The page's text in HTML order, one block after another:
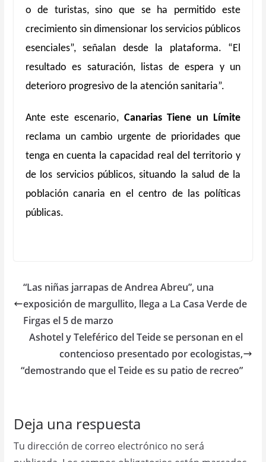
o de turistas, sino que se ha permitido este
crecimiento sin dimensionar los servicios públicos
esenciales”, señalan desde la plataforma. “El
resultado es saturación, listas de espera y un
deterioro progresivo de la atención sanitaria”.
Ante este escenario, Canarias Tiene un Límite
reclama un cambio urgente de prioridades que
tenga en cuenta la capacidad real del territorio y
de los servicios públicos, situando la salud de la
población canaria en el centro de las políticas
públicas.
“Las niñas jarrapas de Andrea Abreu”, una
exposición de margullito, llega a La Casa Verde de
Firgas el 5 de marzo
Ashotel y Teleférico del Teide se personan en el
contencioso presentado por ecologistas,
“demostrando que el Teide es su patio de recreo”
Deja una respuesta
Tu dirección de correo electrónico no será